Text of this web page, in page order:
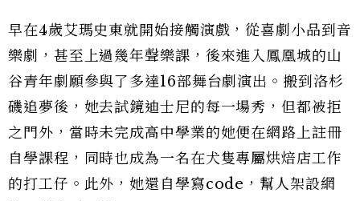
早在4歲艾瑪史東就開始接觸演戲，從喜劇小品到音
樂劇，甚至上過幾年聲樂課，後來進入鳳凰城的山
谷青年劇願參與了多達16部舞台劇演出。搬到洛杉
磯追夢後，她去試鏡迪士尼的每一場秀，但都被拒
之門外，當時未完成高中學業的她便在網路上註冊
自學課程，同時也成為一名在犬隻專屬烘焙店工作
的打工仔。此外，她還自學寫code，幫人架設網